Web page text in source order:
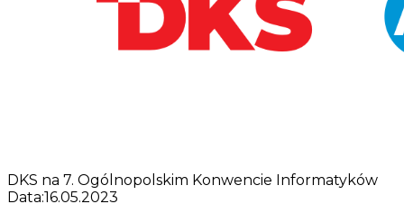
DKS na 7. Ogólnopolskim Konwencie Informatyków
Data:16.05.2023